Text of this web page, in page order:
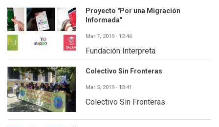
Proyecto "Por una Migración
Informada"
Mar 7, 2019 - 12:46
Fundación Interpreta
Colectivo Sin Fronteras
Mar 5, 2019 - 13:41
Colectivo Sin Fronteras